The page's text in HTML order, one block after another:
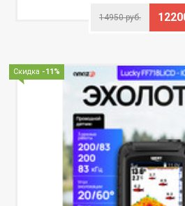
14950 руб.
Скидка -11%